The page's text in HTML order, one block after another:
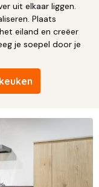
uit elkaar liggen.
Plaats
eiland en creëer
je soepel door je